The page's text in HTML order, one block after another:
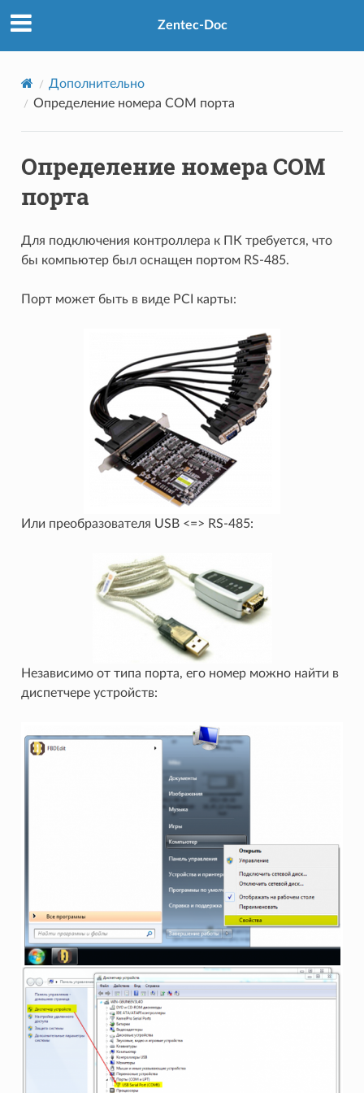
Zentec-Doc
Дополнительно
Определение номера COM порта
Определение номера COM
порта
Для подключения контроллера к ПК требуется, что
бы компьютер был оснащен портом RS-485.
Порт может быть в виде PCI карты:
Или преобразователя USB <=> RS-485:
Независимо от типа порта, его номер можно найти в
диспетчере устройств: